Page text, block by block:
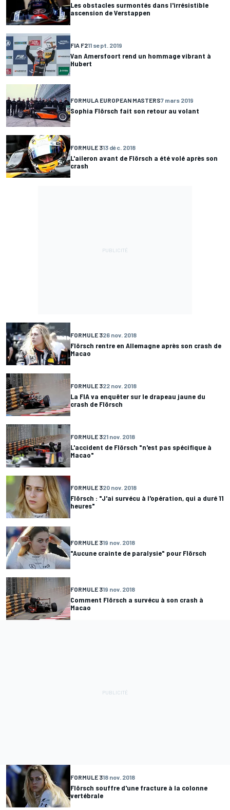
Les obstacles surmontés dans l'irrésistible
ascension de Verstappen
FIA F211 sept. 2019
Van Amersfoort rend un hommage vibrant à
Hubert
FORMULA EUROPEAN MASTERS7 mars 2019
Sophia Flörsch fait son retour au volant
FORMULE 313 déc. 2018
L'aileron avant de Flörsch a été volé après son
crash
FORMULE 326 nov. 2018
Flörsch rentre en Allemagne après son crash de
Macao
FORMULE 322 nov. 2018
La FIA va enquêter sur le drapeau jaune du
crash de Flörsch
FORMULE 321 nov. 2018
L'accident de Flörsch "n'est pas spécifique à
Macao"
FORMULE 320 nov. 2018
Flörsch : "J'ai survécu à l'opération, qui a duré 11
heures"
FORMULE 319 nov. 2018
"Aucune crainte de paralysie" pour Flörsch
FORMULE 319 nov. 2018
Comment Flörsch a survécu à son crash à
Macao
FORMULE 318 nov. 2018
Flörsch souffre d'une fracture à la colonne
vertébrale